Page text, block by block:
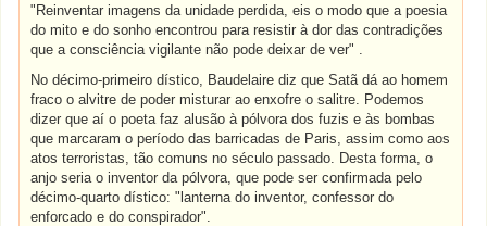
"Reinventar imagens da unidade perdida, eis o modo que a poesia
do mito e do sonho encontrou para resistir à dor das contradições
que a consciência vigilante não pode deixar de ver" .
No décimo-primeiro dístico, Baudelaire diz que Satã dá ao homem
fraco o alvitre de poder misturar ao enxofre o salitre. Podemos
dizer que aí o poeta faz alusão à pólvora dos fuzis e às bombas
que marcaram o período das barricadas de Paris, assim como aos
atos terroristas, tão comuns no século passado. Desta forma, o
anjo seria o inventor da pólvora, que pode ser confirmada pelo
décimo-quarto dístico: "lanterna do inventor, confessor do
enforcado e do conspirador".